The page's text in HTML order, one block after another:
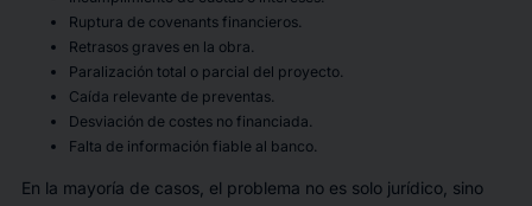
Ruptura de covenants financieros.
Retrasos graves en la obra.
Paralización total o parcial del proyecto.
Caída relevante de preventas.
Desviación de costes no financiada.
Falta de información fiable al banco.
En la mayoría de casos, el problema no es solo jurídico, sino